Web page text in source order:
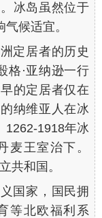
冰岛虽然位于
候适宜。
定居者的历史
格·亚纳逊一行
的定居者仅在
纳维亚人在冰
1262-1918年冰
麦王室治下。
共和国。
国家，国民拥
等北欧福利系